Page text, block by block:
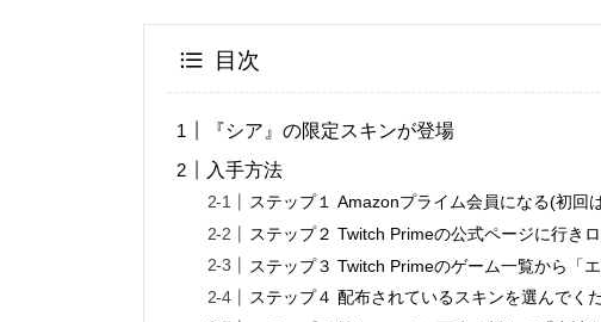
目次
『シア』の限定スキンが登場
入手方法
ステップ１ Amazonプライム会員になる(初回
ステップ２ Twitch Primeの公式ページに行き
ステップ３ Twitch Primeのゲーム一覧から「
ステップ４ 配布されているスキンを選んでくだ